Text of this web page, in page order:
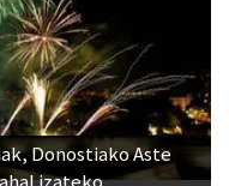
Donostiako Aste